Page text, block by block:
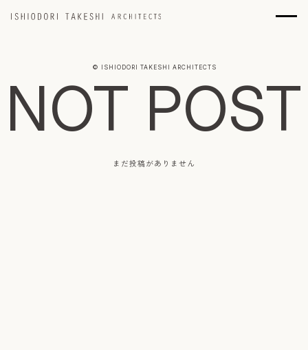
NOT POST
まだ投稿がありません
© ISHIODORI TAKESHI ARCHITECTS